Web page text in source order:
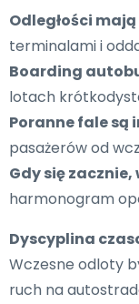
Odległości
terminalami i
Boarding
lotach
Poranne fale są
pasażerów od
Gdy się
harmonogram
Dyscyplina
Wczesne odloty
ruch na